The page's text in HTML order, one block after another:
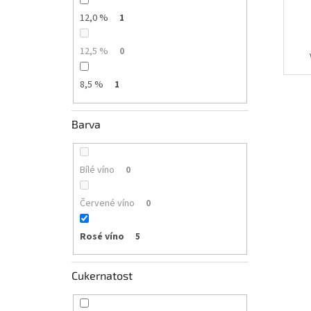
12,0 % 1
12,5 % 0
8,5 % 1
Barva
Bílé víno 0
Červené víno 0
Rosé víno 5
Cukernatost